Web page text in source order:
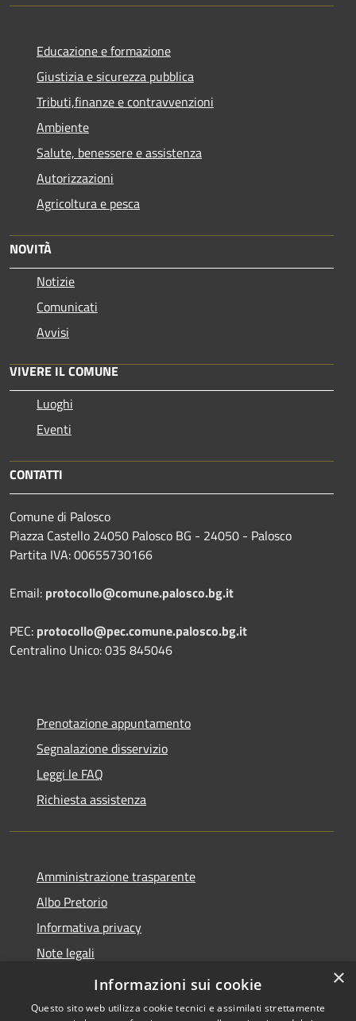
Educazione e formazione
Giustizia e sicurezza pubblica
Tributi,finanze e contravvenzioni
Ambiente
Salute, benessere e assistenza
Autorizzazioni
Agricoltura e pesca
NOVITÀ
Notizie
Comunicati
Avvisi
VIVERE IL COMUNE
Luoghi
Eventi
CONTATTI
Comune di Palosco
Piazza Castello 24050 Palosco BG - 24050 - Palosco
Partita IVA: 00655730166
Email: protocollo@comune.palosco.bg.it
PEC: protocollo@pec.comune.palosco.bg.it
Centralino Unico: 035 845046
Prenotazione appuntamento
Segnalazione disservizio
Leggi le FAQ
Richiesta assistenza
Amministrazione trasparente
Albo Pretorio
Informativa privacy
Note legali
Dichiarazione di accessibilità
×
Informazioni sui cookie
Questo sito web utilizza cookie tecnici e assimilati strettamente